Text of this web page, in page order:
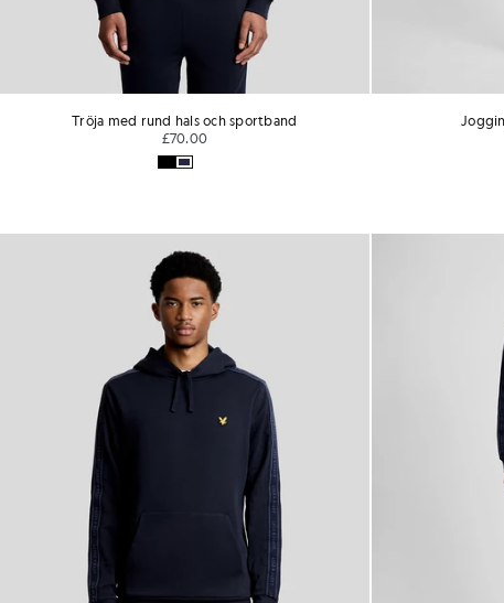
Tröja med rund hals och sportband
£70.00